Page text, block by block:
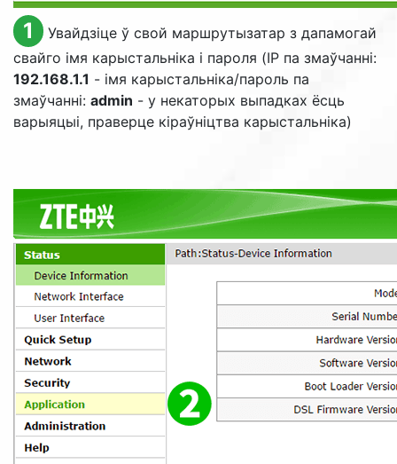
1
Увайдзіце ў свой маршрутызатар з дапамогай
свайго імя карыстальніка і пароля (IP па змаўчанні:
192.168.1.1 - імя карыстальніка/пароль па
змаўчанні: admin - у некаторых выпадках ёсць
варыяцыі, праверце кіраўніцтва карыстальніка)